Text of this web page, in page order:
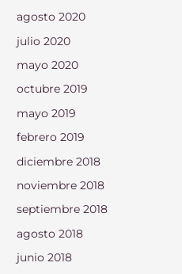
agosto 2020
julio 2020
mayo 2020
octubre 2019
mayo 2019
febrero 2019
diciembre 2018
noviembre 2018
septiembre 2018
agosto 2018
junio 2018